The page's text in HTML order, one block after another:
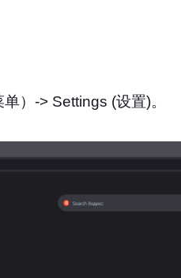
）-> Settings (设置)。